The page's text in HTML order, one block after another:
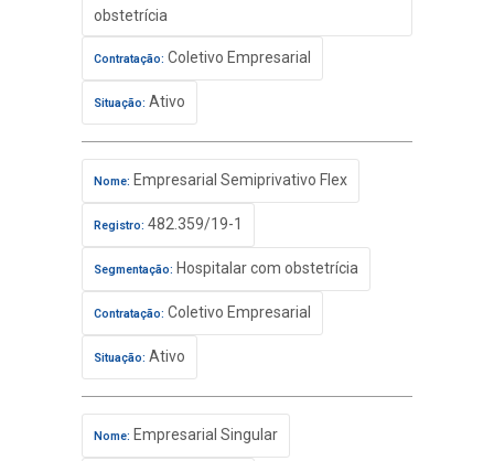
obstetrícia
Contratação: Coletivo Empresarial
Situação: Ativo
Nome: Empresarial Semiprivativo Flex
Registro: 482.359/19-1
Segmentação: Hospitalar com obstetrícia
Contratação: Coletivo Empresarial
Situação: Ativo
Nome: Empresarial Singular